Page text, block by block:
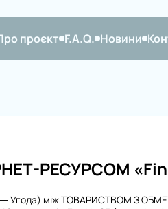
проєкт F.A.Q. Новини
РЕСУРСОМ
— Угода) між ТОВАРИСТВОМ З